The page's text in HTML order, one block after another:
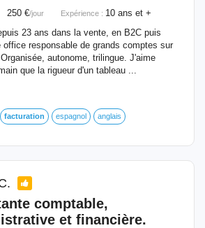
€/jour Expérience : 10 ans et +
23 ans dans la vente, en B2C puis
office responsable de grands comptes sur
autonome, trilingue. J'aime
que la rigueur d'un tableau ...
facturation espagnol anglais
comptable,
et financière.